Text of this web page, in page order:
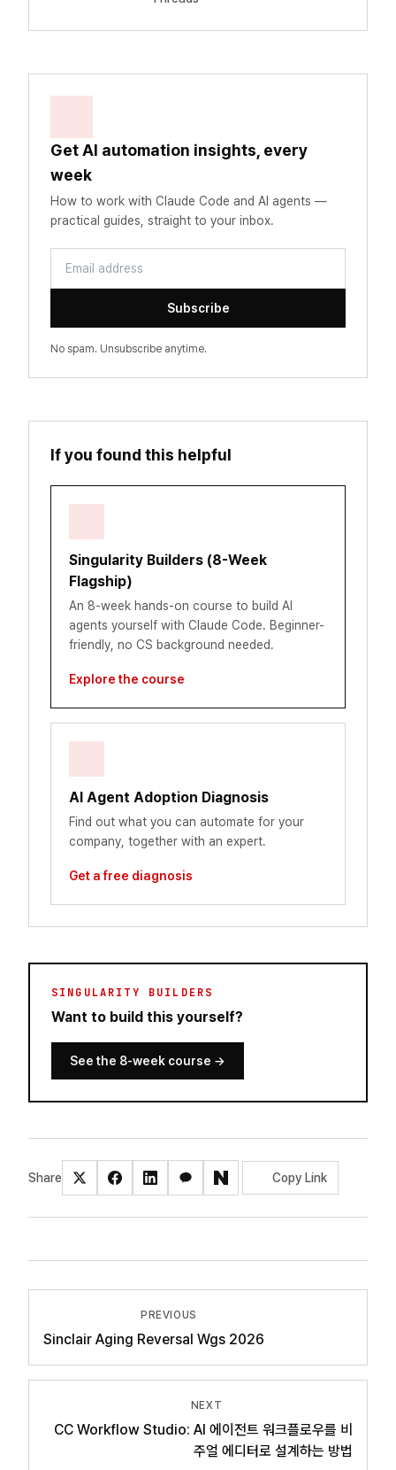
Get AI automation insights, every
week
How to work with Claude Code and AI agents —
practical guides, straight to your inbox.
Subscribe
No spam. Unsubscribe anytime.
If you found this helpful
Singularity Builders (8-Week
Flagship)
An 8-week hands-on course to build AI
agents yourself with Claude Code. Beginner-
friendly, no CS background needed.
Explore the course
AI Agent Adoption Diagnosis
Find out what you can automate for your
company, together with an expert.
Get a free diagnosis
SINGULARITY BUILDERS
Want to build this yourself?
See the 8-week course →
Share Copy Link
PREVIOUS
Sinclair Aging Reversal Wgs 2026
NEXT
CC Workflow Studio: AI 에이전트 워크플로우를 비
주얼 에디터로 설계하는 방법